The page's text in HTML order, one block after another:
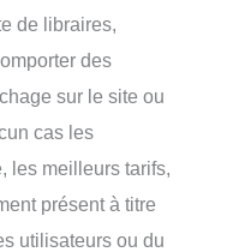
de libraires,
des
sur le site ou
cas les
les meilleurs tarifs,
présent à titre
utilisateurs ou du